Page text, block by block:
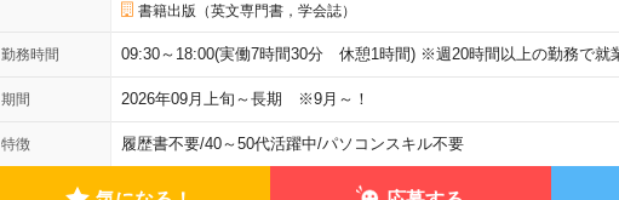
書籍出版（英文専門書，学会誌）
勤務時間 09:30～18:00(実働7時間30分 休憩1時間) ※週20時間以上の勤務で就
期間 2026年09月上旬～長期 ※9月～！
特徴 履歴書不要/40～50代活躍中/パソコンスキル不要